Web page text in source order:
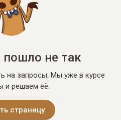
пошло не так
на запросы. Мы уже в курсе
и решаем её.
страницу